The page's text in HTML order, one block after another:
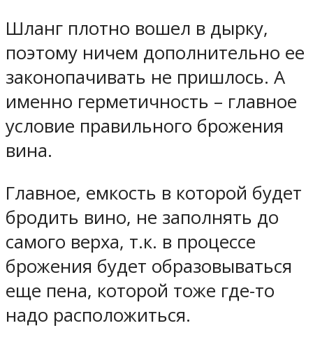
Шланг плотно вошел в дырку,
поэтому ничем дополнительно ее
законопачивать не пришлось. А
именно герметичность – главное
условие правильного брожения
вина.
Главное, емкость в которой будет
бродить вино, не заполнять до
самого верха, т.к. в процессе
брожения будет образовываться
еще пена, которой тоже где-то
надо расположиться.